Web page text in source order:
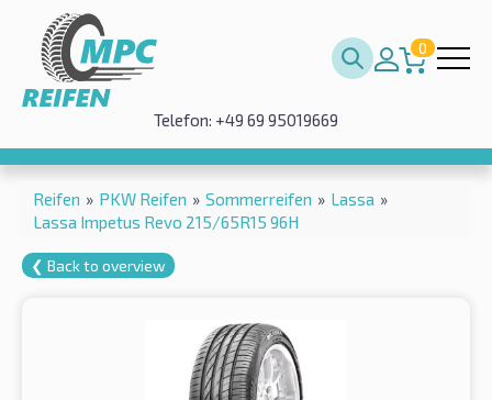
0
Telefon: +49 69 95019669
Reifen » PKW Reifen » Sommerreifen » Lassa »
Lassa Impetus Revo 215/65R15 96H
❮ Back to overview